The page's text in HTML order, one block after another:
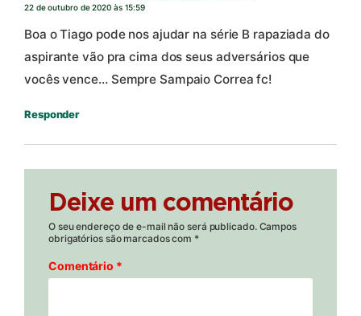
22 de outubro de 2020 às 15:59
Boa o Tiago pode nos ajudar na série B rapaziada do
aspirante vão pra cima dos seus adversários que
vocês vence… Sempre Sampaio Correa fc!
Responder
Deixe um comentário
O seu endereço de e-mail não será publicado. Campos
obrigatórios são marcados com *
Comentário *